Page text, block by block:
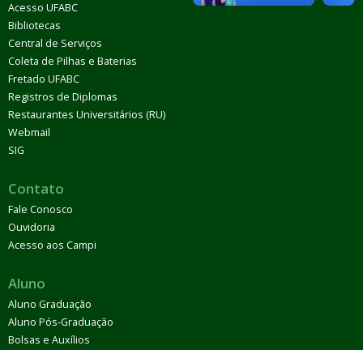
Acesso UFABC
Bibliotecas
Central de Serviços
Coleta de Pilhas e Baterias
Fretado UFABC
Registros de Diplomas
Restaurantes Universitários (RU)
Webmail
SIG
Contato
Fale Conosco
Ouvidoria
Acesso aos Campi
Aluno
Aluno Graduação
Aluno Pós-Graduação
Bolsas e Auxílios